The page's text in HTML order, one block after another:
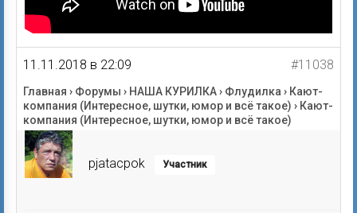
11.11.2018 в 22:09 #11038
Главная › Форумы › НАША КУРИЛКА› Флудилка › Кают-
компания (Интересное, шутки, юмор и всё такое) › Кают-
компания (Интересное, шутки, юмор и всё такое)
pjatacpok Участник